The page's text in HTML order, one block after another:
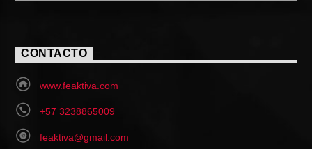
CONTACTO
www.feaktiva.com
+57 3238865009
feaktiva@gmail.com